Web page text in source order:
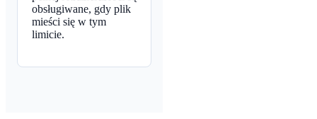
obsługiwane, gdy plik
mieści się w tym
limicie.